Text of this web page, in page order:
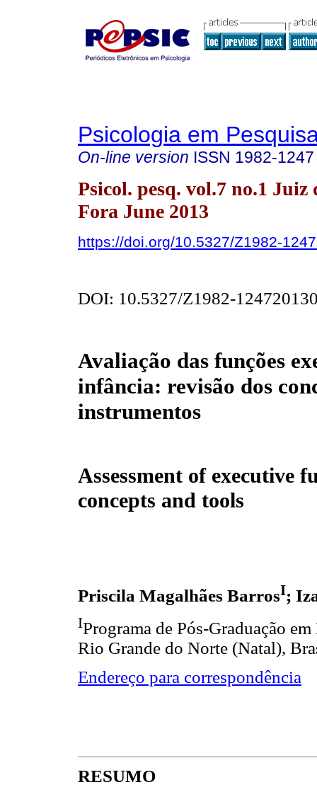
Psicologia em
On-line version ISSN 1982-1247
Psicol. pesq. vol.7 no.1 Juiz
Fora June 2013
https://doi.org/10.5327/Z1982-
DOI: 10.5327/Z1982-
Avaliação das funções
infância: revisão dos
instrumentos
Assessment of executive
concepts and tools
Priscila Magalhães BarrosI;
IPrograma de Pós-Graduação
Rio Grande do Norte (Natal),
Endereço para correspondência
RESUMO